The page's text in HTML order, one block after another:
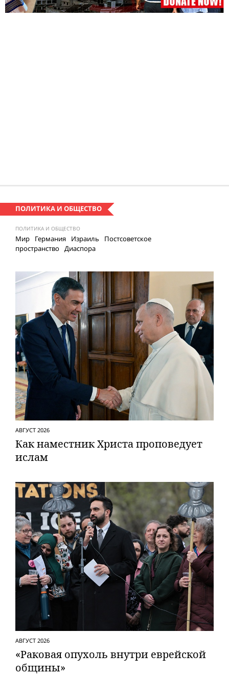
ПОЛИТИКА И ОБЩЕСТВО
ПОЛИТИКА И ОБЩЕСТВО
Мир Германия Израиль
Постсоветское
пространство Диаспора
АВГУСТ 2026
Как наместник Христа проповедует
ислам
АВГУСТ 2026
«Раковая опухоль внутри еврейской
общины»